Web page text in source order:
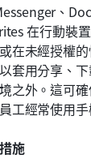
、
在行動裝
在未經授權
套用分享、
之外。這可
工經常使用
施